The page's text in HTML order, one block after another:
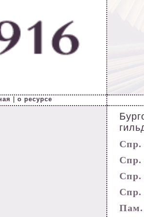
|о ресурсе
Спр.
Спр.
Спр.
Спр.
Пам.